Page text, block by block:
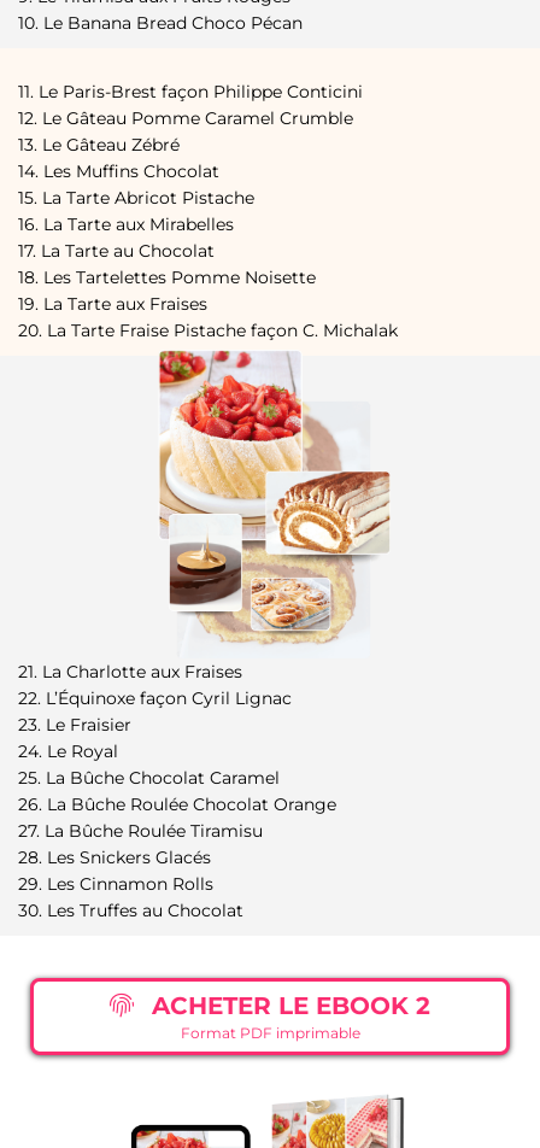
10. Le Banana Bread Choco Pécan
11. Le Paris-Brest façon Philippe Conticini
12. Le Gâteau Pomme Caramel Crumble
13. Le Gâteau Zébré
14. Les Muffins Chocolat
15. La Tarte Abricot Pistache
16. La Tarte aux Mirabelles
17. La Tarte au Chocolat
18. Les Tartelettes Pomme Noisette
19. La Tarte aux Fraises
20. La Tarte Fraise Pistache façon C. Michalak
21. La Charlotte aux Fraises
22. L’Équinoxe façon Cyril Lignac
23. Le Fraisier
24. Le Royal
25. La Bûche Chocolat Caramel
26. La Bûche Roulée Chocolat Orange
27. La Bûche Roulée Tiramisu
28. Les Snickers Glacés
29. Les Cinnamon Rolls
30. Les Truffes au Chocolat
ACHETER LE EBOOK 2
Format PDF imprimable